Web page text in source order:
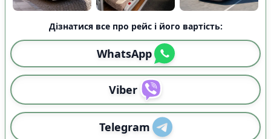
Дізнатися все про рейс і його вартість:
WhatsApp
Viber
Telegram